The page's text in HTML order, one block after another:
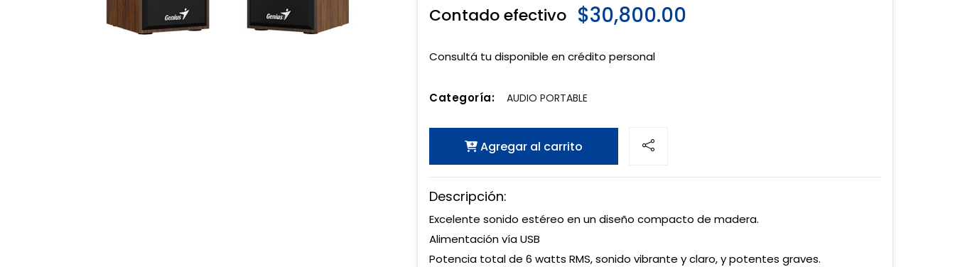
Contado efectivo $30,800.00
Consultá tu disponible en crédito personal
Categoría: AUDIO PORTABLE
Agregar al carrito
Descripción:
Excelente sonido estéreo en un diseño compacto de madera.
Alimentación vía USB
Potencia total de 6 watts RMS, sonido vibrante y claro, y potentes graves.